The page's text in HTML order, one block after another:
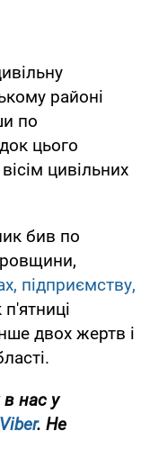
районі
по
цього
цивільних
бив по
підприємству,
двох жертв і
в нас у
Viber. Не